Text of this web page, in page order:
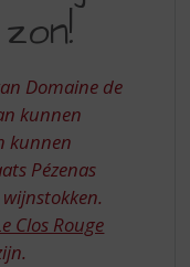
Domaine de
kunnen
kunnen
Pézenas
Clos Rouge